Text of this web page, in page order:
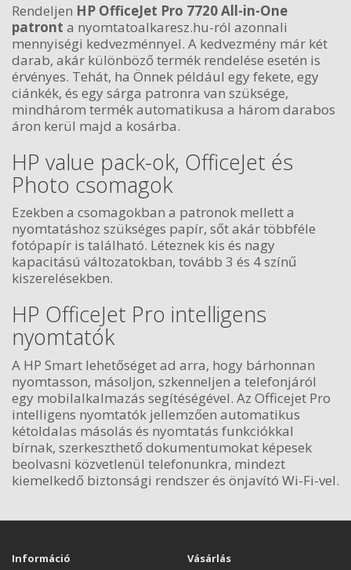
Rendeljen HP OfficeJet Pro 7720 All-in-One
patront a nyomtatoalkaresz.hu-ról azonnali
mennyiségi kedvezménnyel. A kedvezmény már két
darab, akár különböző termék rendelése esetén is
érvényes. Tehát, ha Önnek például egy fekete, egy
ciánkék, és egy sárga patronra van szüksége,
mindhárom termék automatikusa a három darabos
áron kerül majd a kosárba.
HP value pack-ok, OfficeJet és
Photo csomagok
Ezekben a csomagokban a patronok mellett a
nyomtatáshoz szükséges papír, sőt akár többféle
fotópapír is található. Léteznek kis és nagy
kapacitású változatokban, tovább 3 és 4 színű
kiszerelésekben.
HP OfficeJet Pro intelligens
nyomtatók
A HP Smart lehetőséget ad arra, hogy bárhonnan
nyomtasson, másoljon, szkenneljen a telefonjáról
egy mobilalkalmazás segítéségével. Az Officejet Pro
intelligens nyomtatók jellemzően automatikus
kétoldalas másolás és nyomtatás funkciókkal
bírnak, szerkeszthető dokumentumokat képesek
beolvasni közvetlenül telefonunkra, mindezt
kiemelkedő biztonsági rendszer és önjavító Wi-Fi-vel.
Információ Vásárlás